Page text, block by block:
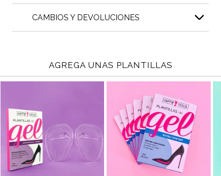
CAMBIOS Y DEVOLUCIONES
AGREGA UNAS PLANTILLAS